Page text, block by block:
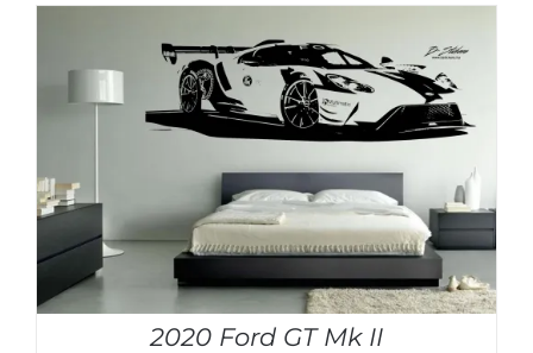
2020 Ford GT Mk II